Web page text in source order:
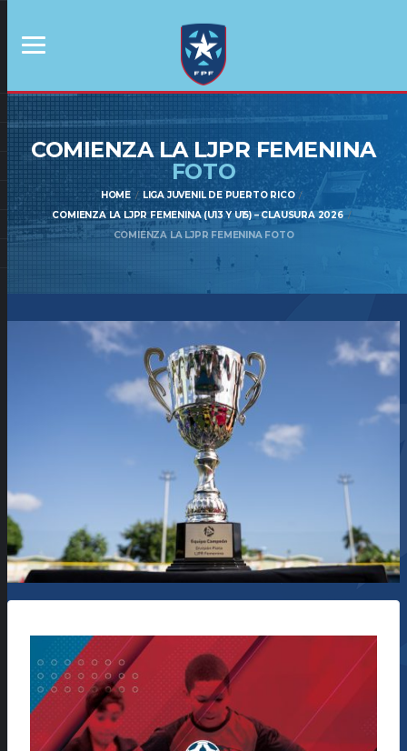
COMIENZA LA LJPR FEMENINA
FOTO
HOME
LIGA JUVENIL DE PUERTO RICO
COMIENZA LA LJPR FEMENINA (U13 Y U15) – CLAUSURA 2026
COMIENZA LA LJPR FEMENINA FOTO